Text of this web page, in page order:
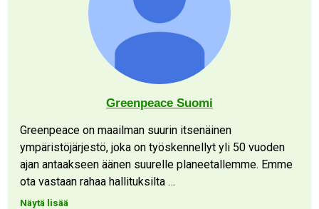
Greenpeace Suomi
Greenpeace on maailman suurin itsenäinen
ympäristöjärjestö, joka on työskennellyt yli 50 vuoden
ajan antaakseen äänen suurelle planeetallemme. Emme
ota vastaan rahaa hallituksilta …
Näytä lisää